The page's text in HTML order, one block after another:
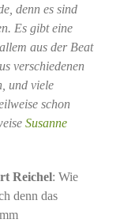
denn es sind
Es gibt eine
aus der Beat
verschiedenen
und viele
schon
Susanne
Reichel: Wie
denn das